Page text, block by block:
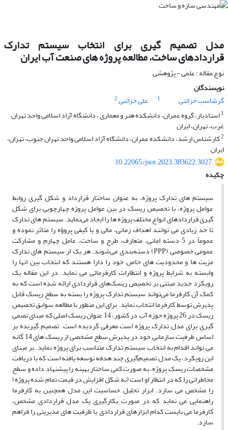
مدل تصمیم گیری برای انتخاب سیستم تدارک
قراردادهای ساخت، مطالعه ‏پروژه ‏های صنعت آب ایران
نوع مقاله : علمی - پژوهشی
نویسندگان
گرشاسب خزائنی
1 علی خزائنی2
1استادیار، گروه عمران، دانشکده هنر و معماری ، دانشگاه آزاد اسلامی واحد تهران
غرب، تهران، ایران
2کارشناس ارشد، دانشکده عمران، دانشگاه آزاد اسلامی واحد تهران جنوب، تهران،
ایران
10.22065/jsce.2023.383622.3027
چکیده
سیستم های تدارک پروژه، به عنوان ساختار قرارداد و شکل گیری روابط
عوامل پروژه، با تخصیص ریسک در بین عوامل پروژه ‏چهارچوبی برای شکل
گیری ‏قراردادهای انواع مختلف پروژه ها را ایجاد می‌نماید. سیستم های تدارک
تا حد زیادی می توانند اهداف ‏زمانی، مالی و یا کیفی پروؤه را متاثر نموده و
عموماً در ‏‏5 دسته امانی، متعارف، طرح و ساخت، عامل چهارم و مشارکت
عمومی خصوصی ‏‏(‏PPP‏) دسته‌بندی می‌شوند. هر یک از سیستم های تدارک
مزیت ها و ‏محدودیت های خاص خود را دارا هستند که انتخاب بین انها را
‏وابسته به شرایط پروژه و انتظارات کارفرمائی می نماید. در این مقاله یک
رویکرد جدید مبتنی ‏بر تخصیص ریسک‌های قراردادی ارائه ‏شده است که به
کمک آن کارفرما می‌تواند سیستم تدارک پروژه را بسته به سطح ریسک قابل
پذیرش توسط کارفرما ‏انتخاب نماید. برای ‏این منظور با مطالعه سوابق تخصیص
ریسک در 26 پروژه حوزه آب در کشور، 14 عنوان ریسک اصلی که مبنای تصمی
گیری برای مدل ‏‏تدارک پروژه است معرفی گردیده است. تصمیم گیرنده بر
اساس ظرفیت سازمانی خود در پذیرش سطح مشخصی از ریسک های 14 ‏گانه
می تواند اقدام به ‏انتخاب سیستم تدارک متناسب برای پروژه نماید. بر مبنای
این رویکرد، یک مدل تصمیم‌گیری چند هدفه توسعه ‏یافته است که با دریافت
مشخصات ریسک ‏پروژه، به صورت کمی ساختار بهینه را پیشنهاد داده و سطح
مخاطراتی را که در انتظار او ‏است (به شکل افزایش در قیمت تمام شده پروژه)
را مشخص می ‏سازد. ابزار تحلیل حساسیت این مدل همچنین به کارفرما
راهنمایی ‏می نماید که در صورت بکارگیری یک مدل قراردادی مشخص،
کارفرما می بایست کدام ‏ابزارهای قراردادی یا ظرفیت های مدیریتی را ‏فراهم
سازد.‏